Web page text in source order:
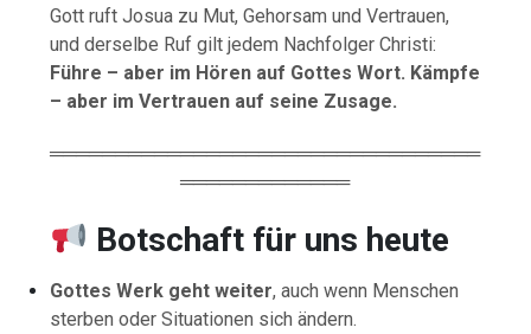
Gott ruft Josua zu Mut, Gehorsam und Vertrauen,
und derselbe Ruf gilt jedem Nachfolger Christi:
Führe – aber im Hören auf Gottes Wort. Kämpfe
– aber im Vertrauen auf seine Zusage.
═════════════════════════════════
═════════════
Botschaft für uns heute
Gottes Werk geht weiter, auch wenn Menschen
sterben oder Situationen sich ändern.